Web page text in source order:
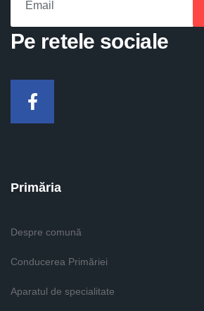
Pe retele sociale
Facebook
Primăria
Despre comună
Conducerea Primăriei
Aparatul de specialitate